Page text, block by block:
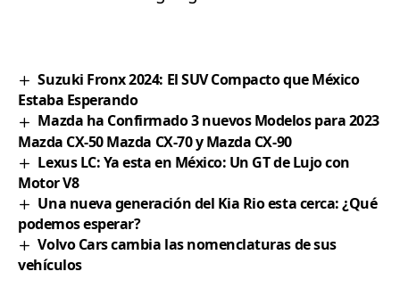
Suzuki Fronx 2024: El SUV Compacto que México
Estaba Esperando
Mazda ha Confirmado 3 nuevos Modelos para 2023
Mazda CX-50 Mazda CX-70 y Mazda CX-90
Lexus LC: Ya esta en México: Un GT de Lujo con
Motor V8
Una nueva generación del Kia Rio esta cerca: ¿Qué
podemos esperar?
Volvo Cars cambia las nomenclaturas de sus
vehículos